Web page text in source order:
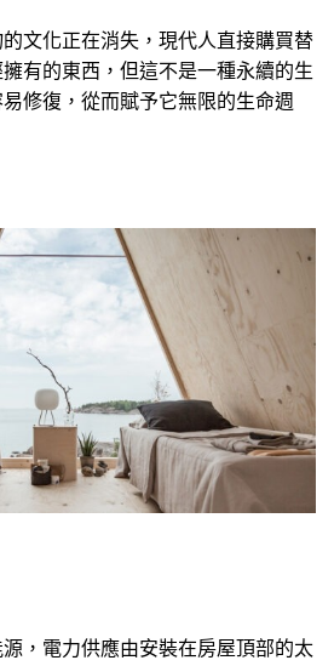
文化正在消失，現代人直接購買替
有的東西，但這不是一種永續的生
修復，從而賦予它無限的生命週
，電力供應由安裝在房屋頂部的太